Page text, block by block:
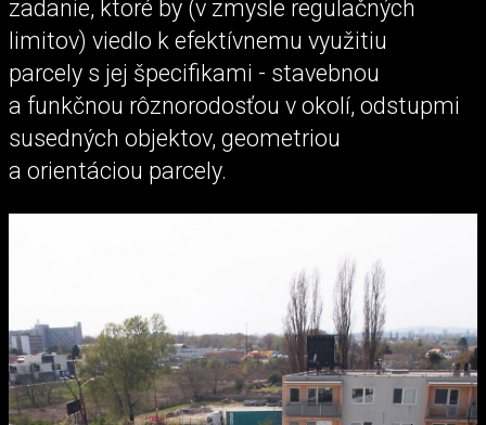
zadanie, ktoré by (v zmysle regulačných
limitov) viedlo k efektívnemu využitiu
parcely s jej špecifikami - stavebnou
a funkčnou rôznorodosťou v okolí, odstupmi
susedných objektov, geometriou
a orientáciou parcely.